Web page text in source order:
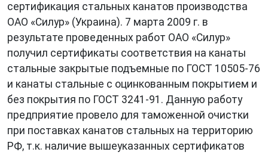
сертификация стальных канатов производства
ОАО «Силур» (Украина). 7 марта 2009 г. в
результате проведенных работ ОАО «Силур»
получил сертификаты соответствия на канаты
стальные закрытые подъемные по ГОСТ 10505-76
и канаты стальные с оцинкованным покрытием и
без покрытия по ГОСТ 3241-91. Данную работу
предприятие провело для та­мо­жен­ной очи­с­т­ки
при по­ста­в­ках ка­на­тов ста­ль­ных на те­р­ри­то­рию
РФ, т.к. на­ли­чие вышеуказанных сер­ти­фи­ка­тов